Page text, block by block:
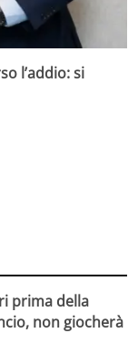
l’addio: si
prima della
non giocherà